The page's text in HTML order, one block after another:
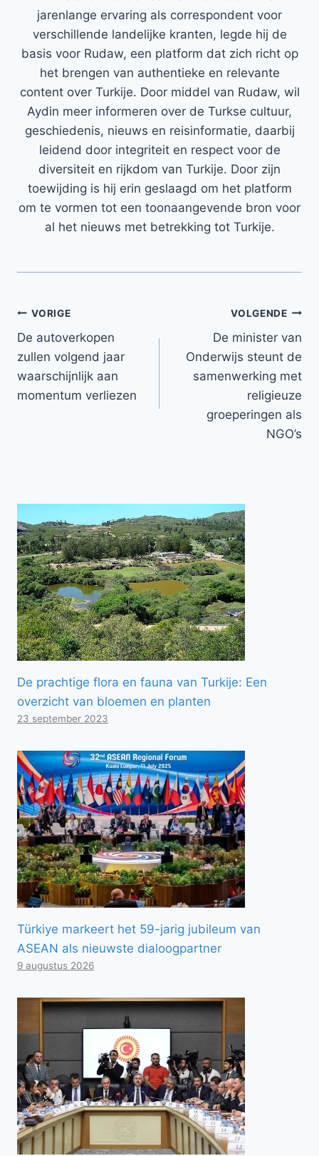
jarenlange ervaring als correspondent voor
verschillende landelijke kranten, legde hij de
basis voor Rudaw, een platform dat zich richt op
het brengen van authentieke en relevante
content over Turkije. Door middel van Rudaw, wil
Aydin meer informeren over de Turkse cultuur,
geschiedenis, nieuws en reisinformatie, daarbij
leidend door integriteit en respect voor de
diversiteit en rijkdom van Turkije. Door zijn
toewijding is hij erin geslaagd om het platform
om te vormen tot een toonaangevende bron voor
al het nieuws met betrekking tot Turkije.
Bericht
navigatie
VORIGE
De autoverkopen
zullen volgend jaar
waarschijnlijk aan
momentum verliezen
VOLGENDE
De minister van
Onderwijs steunt de
samenwerking met
religieuze
groeperingen als
NGO’s
De prachtige flora en fauna van Turkije: Een
overzicht van bloemen en planten
23 september 2023
Türkiye markeert het 59-jarig jubileum van
ASEAN als nieuwste dialoogpartner
9 augustus 2026